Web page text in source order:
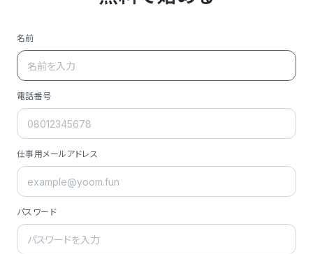
名前
電話番号
仕事用メールアドレス
パスワード